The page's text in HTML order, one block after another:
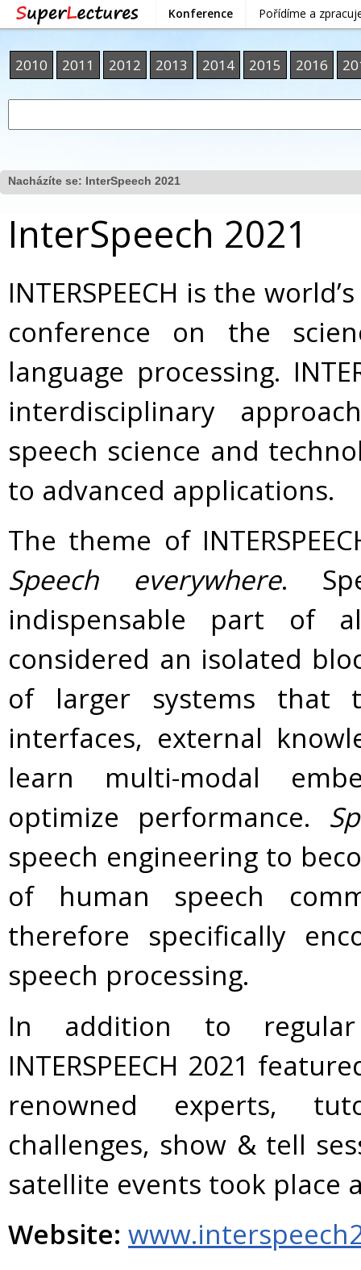
Konference Pořídíme a
2010 2011 2012 2013 2014 2015 2016
Nacházíte se: InterSpeech 2021
InterSpeech 2021
INTERSPEECH is the
conference on the
language processing.
interdisciplinary
speech science and
to advanced applications.
The theme of
Speech everywhere.
indispensable part of
considered an isolated
of larger systems that
interfaces, external
learn multi-modal
optimize performance.
speech engineering to
of human speech
therefore specifically
speech processing.
In addition to
INTERSPEECH 2021
renowned experts,
challenges, show & tell
satellite events took place
Website: